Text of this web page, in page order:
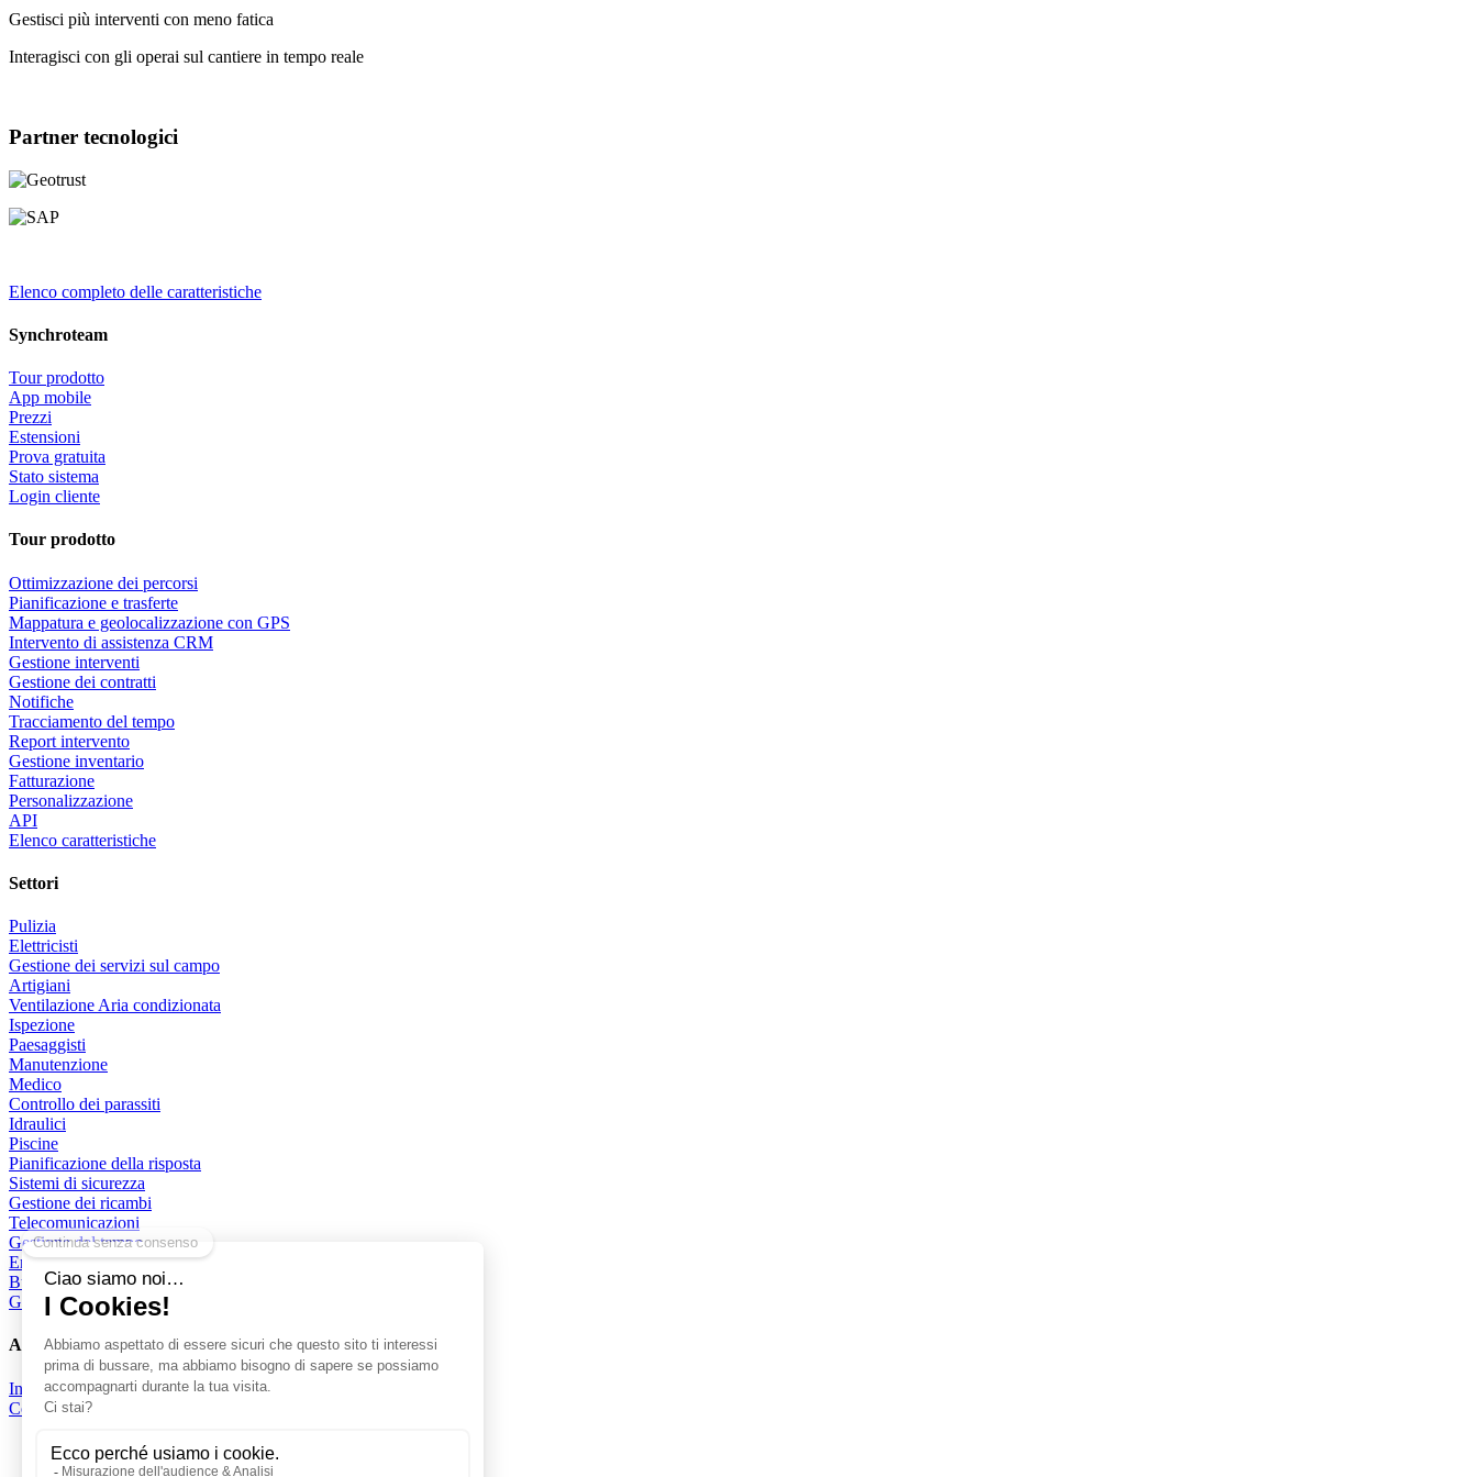
Gestisci più interventi con meno fatica
Interagisci con gli operai sul cantiere in tempo reale
Partner tecnologici
Elenco completo delle caratteristiche
Synchroteam
Tour prodotto
App mobile
Prezzi
Estensioni
Prova gratuita
Stato sistema
Login cliente
Tour prodotto
Ottimizzazione dei percorsi
Pianificazione e trasferte
Mappatura e geolocalizzazione con GPS
Intervento di assistenza CRM
Gestione interventi
Gestione dei contratti
Notifiche
Tracciamento del tempo
Report intervento
Gestione inventario
Fatturazione
Personalizzazione
API
Elenco caratteristiche
Settori
Pulizia
Elettricisti
Gestione dei servizi sul campo
Artigiani
Ventilazione Aria condizionata
Ispezione
Paesaggisti
Manutenzione
Medico
Controllo dei parassiti
Idraulici
Piscine
Pianificazione della risposta
Sistemi di sicurezza
Gestione dei ricambi
Telecomunicazioni
Gestione del tempo
Energie
Buoni d’intervento
Gestione delle tecniche
Azienda
Info
Contatto